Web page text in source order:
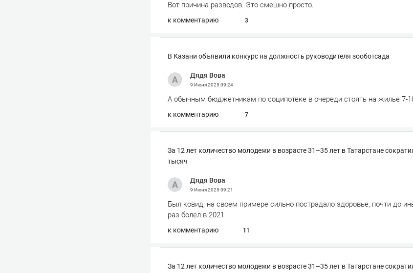
Вот причина разводов. Это смешно просто.
к комментарию 3
В Казани объявили конкурс на должность руководителя зооботсада
Дядя Вова
9 Июня 202509:24
А обычным бюджетникам по соципотеке в очереди стоять на жилье 7-
к комментарию 7
За 12 лет количество молодежи в возрасте 31–35 лет в Татарстане
тысяч
Дядя Вова
9 Июня 202509:21
Был ковид, на своем примере сильно пострадало здоровье, почти до
раз болел в 2021.
к комментарию 11
За 12 лет количество молодежи в возрасте 31–35 лет в Татарстане